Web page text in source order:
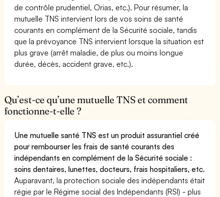
de contrôle prudentiel, Orias, etc.). Pour résumer, la
mutuelle TNS intervient lors de vos soins de santé
courants en complément de la Sécurité sociale, tandis
que la prévoyance TNS intervient lorsque la situation est
plus grave (arrêt maladie, de plus ou moins longue
durée, décès, accident grave, etc.).
Qu’est-ce qu’une mutuelle TNS et comment
fonctionne-t-elle ?
Une mutuelle santé TNS est un produit assurantiel créé
pour rembourser les frais de santé courants des
indépendants en complément de la Sécurité sociale :
soins dentaires, lunettes, docteurs, frais hospitaliers, etc.
Auparavant, la protection sociale des indépendants était
régie par le Régime social des Indépendants (RSI) - plus